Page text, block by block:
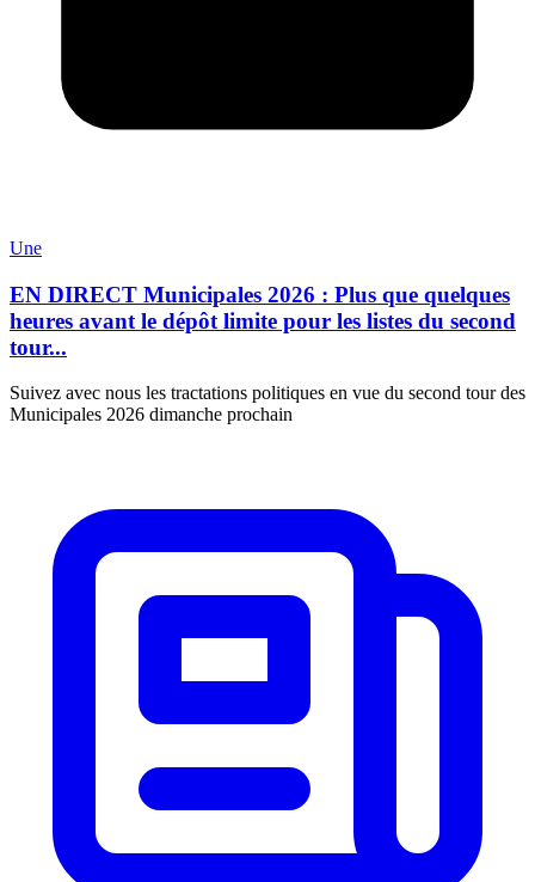
Une
EN DIRECT Municipales 2026 : Plus que quelques
heures avant le dépôt limite pour les listes du second
tour...
Suivez avec nous les tractations politiques en vue du second tour des
Municipales 2026 dimanche prochain